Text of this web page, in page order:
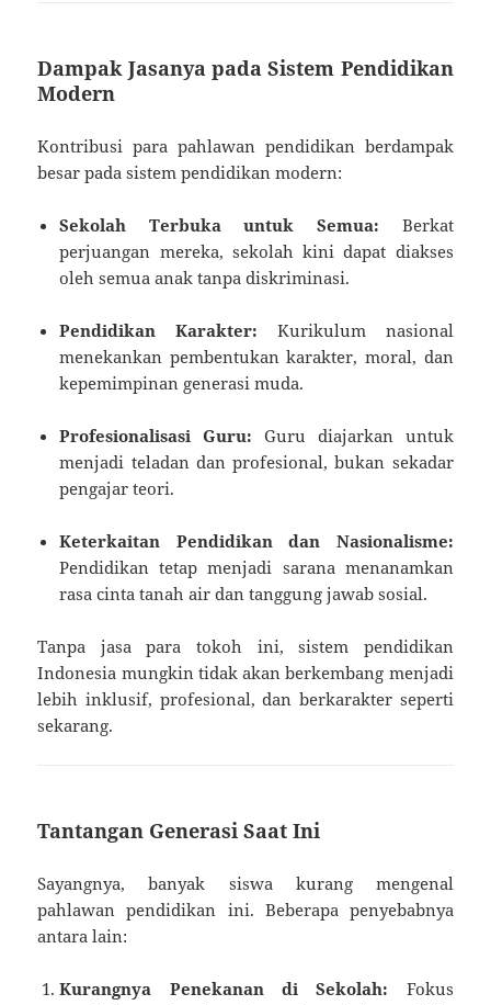
Dampak Jasanya pada Sistem Pendidikan
Modern
Kontribusi para pahlawan pendidikan berdampak
besar pada sistem pendidikan modern:
Sekolah Terbuka untuk Semua: Berkat
perjuangan mereka, sekolah kini dapat diakses
oleh semua anak tanpa diskriminasi.
Pendidikan Karakter: Kurikulum nasional
menekankan pembentukan karakter, moral, dan
kepemimpinan generasi muda.
Profesionalisasi Guru: Guru diajarkan untuk
menjadi teladan dan profesional, bukan sekadar
pengajar teori.
Keterkaitan Pendidikan dan Nasionalisme:
Pendidikan tetap menjadi sarana menanamkan
rasa cinta tanah air dan tanggung jawab sosial.
Tanpa jasa para tokoh ini, sistem pendidikan
Indonesia mungkin tidak akan berkembang menjadi
lebih inklusif, profesional, dan berkarakter seperti
sekarang.
Tantangan Generasi Saat Ini
Sayangnya, banyak siswa kurang mengenal
pahlawan pendidikan ini. Beberapa penyebabnya
antara lain:
Kurangnya Penekanan di Sekolah: Fokus